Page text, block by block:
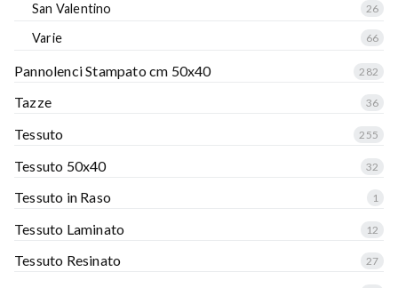
San Valentino 26
Varie 66
Pannolenci Stampato cm 50x40 282
Tazze 36
Tessuto 255
Tessuto 50x40 32
Tessuto in Raso 1
Tessuto Laminato 12
Tessuto Resinato 27